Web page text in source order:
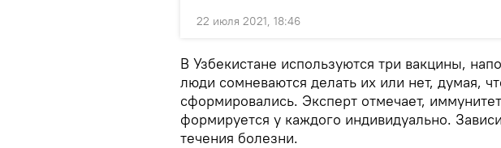
22 июля 2021, 18:46
В Узбекистане используются три вакцины,
люди сомневаются делать их или нет, думая,
сформировались. Эксперт отмечает,
формируется у каждого индивидуально.
течения болезни.